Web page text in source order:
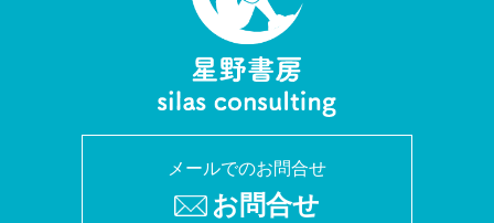
メールでのお問合せ
お問合せ